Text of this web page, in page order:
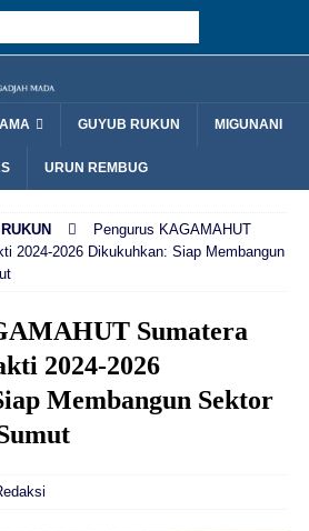
GUYUB RUKUN MIGUNANI
URUN REMBUG
Pengurus KAGAMAHUT
2024-2026 Dikukuhkan: Siap Membangun
Sumatera
2024-2026
Membangun Sektor